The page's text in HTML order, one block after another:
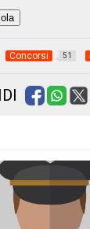
Concorsi 51